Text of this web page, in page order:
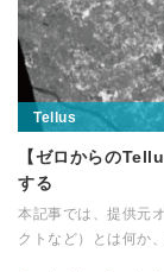
Tellus
【ゼロからの
する
本記事では、提供元
クトなど）とは何か